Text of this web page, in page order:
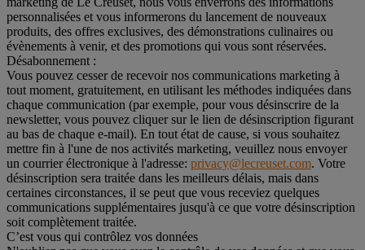
personnalisées et vous informerons du lancement de nouveaux
produits, des offres exclusives, des démonstrations culinaires ou
évènements à venir, et des promotions qui vous sont réservées.
Désabonnement :
Vous pouvez cesser de recevoir nos communications marketing à
tout moment, gratuitement, en utilisant les méthodes indiquées dans
chaque communication (par exemple, pour vous désinscrire de la
newsletter, vous pouvez cliquer sur le lien de désinscription figurant
au bas de chaque e-mail). En tout état de cause, si vous souhaitez
mettre fin à l'une de nos activités marketing, veuillez nous envoyer
un courrier électronique à l'adresse: privacy@lecreuset.com. Votre
désinscription sera traitée dans les meilleurs délais, mais dans
certaines circonstances, il se peut que vous receviez quelques
communications supplémentaires jusqu'à ce que votre désinscription
soit complètement traitée.
C’est vous qui contrôlez vos données